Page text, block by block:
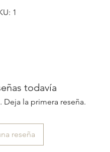
interno
1
todavía
la primera reseña.
reseña